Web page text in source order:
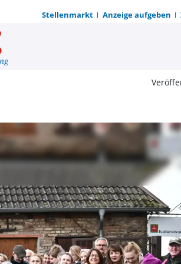
Stellenmarkt Anzeige aufgeben